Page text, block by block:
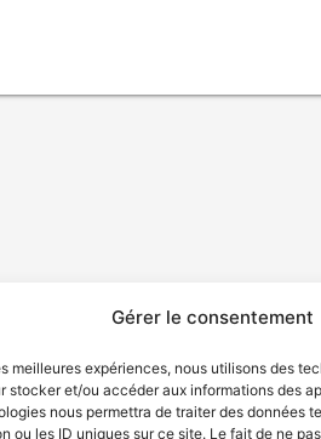
Gérer le consentement
meilleures expériences, nous utilisons des
stocker et/ou accéder aux informations des
nous permettra de traiter des données
ou les ID uniques sur ce site. Le fait de ne
de services Politique de